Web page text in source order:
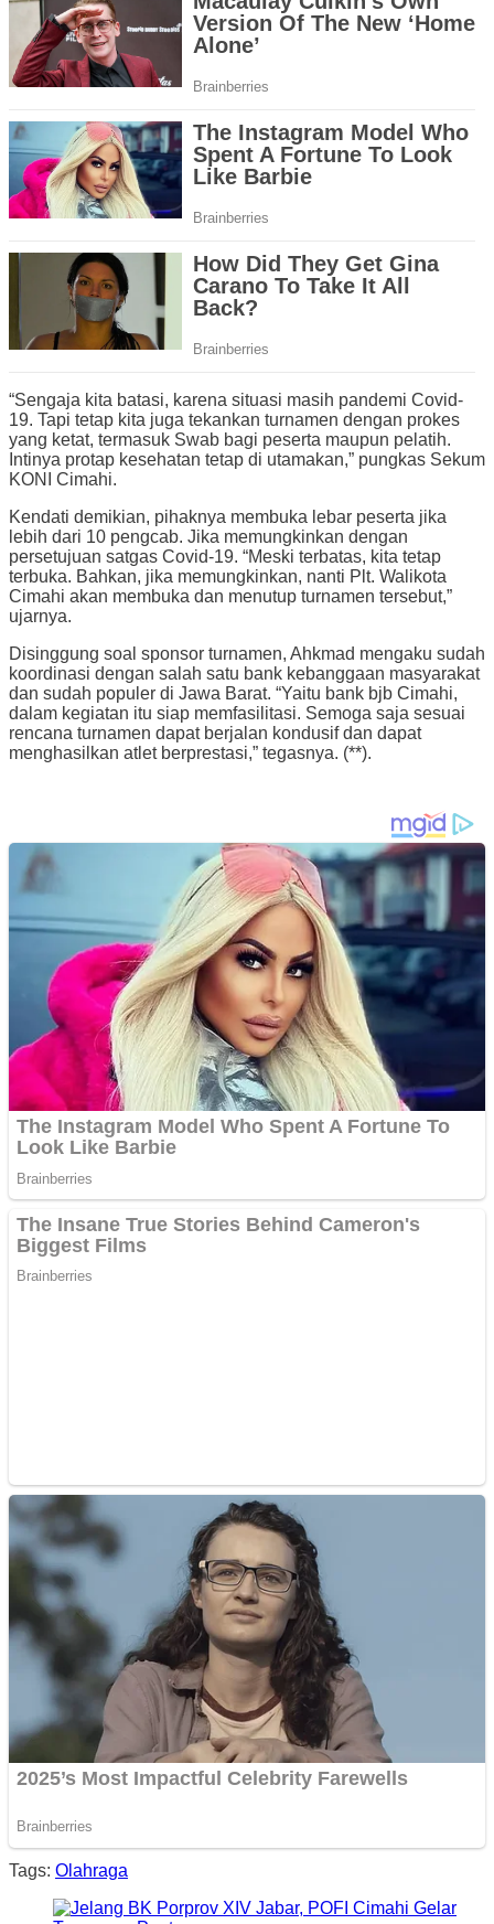
“Sengaja kita batasi, karena situasi masih pandemi Covid-
19. Tapi tetap kita juga tekankan turnamen dengan prokes
yang ketat, termasuk Swab bagi peserta maupun pelatih.
Intinya protap kesehatan tetap di utamakan,” pungkas Sekum
KONI Cimahi.
Kendati demikian, pihaknya membuka lebar peserta jika
lebih dari 10 pengcab. Jika memungkinkan dengan
persetujuan satgas Covid-19. “Meski terbatas, kita tetap
terbuka. Bahkan, jika memungkinkan, nanti Plt. Walikota
Cimahi akan membuka dan menutup turnamen tersebut,”
ujarnya.
Disinggung soal sponsor turnamen, Ahkmad mengaku sudah
koordinasi dengan salah satu bank kebanggaan masyarakat
dan sudah populer di Jawa Barat. “Yaitu bank bjb Cimahi,
dalam kegiatan itu siap memfasilitasi. Semoga saja sesuai
rencana turnamen dapat berjalan kondusif dan dapat
menghasilkan atlet berprestasi,” tegasnya. (**).
Tags: Olahraga